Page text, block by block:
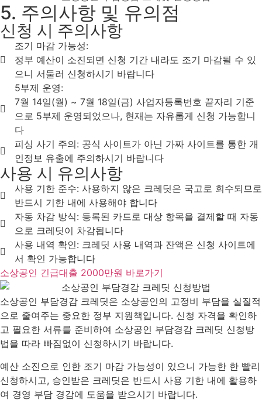
5. 주의사항 및 유의점
신청 시 주의사항
조기 마감 가능성:
정부 예산이 소진되면 신청 기간 내라도 조기 마감될 수 있
으니 서둘러 신청하시기 바랍니다
5부제 운영:
7월 14일(월) ~ 7월 18일(금) 사업자등록번호 끝자리 기준
으로 5부제 운영되었으나, 현재는 자유롭게 신청 가능합니
다
피싱 사기 주의: 공식 사이트가 아닌 가짜 사이트를 통한 개
인정보 유출에 주의하시기 바랍니다
사용 시 유의사항
사용 기한 준수: 사용하지 않은 크레딧은 국고로 회수되므로
반드시 기한 내에 사용해야 합니다
자동 차감 방식: 등록된 카드로 대상 항목을 결제할 때 자동
으로 크레딧이 차감됩니다
사용 내역 확인: 크레딧 사용 내역과 잔액은 신청 사이트에
서 확인 가능합니다
소상공인 긴급대출 2000만원 바로가기
소상공인 부담경감 크레딧은 소상공인의 고정비 부담을 실질적
으로 줄여주는 중요한 정부 지원책입니다. 신청 자격을 확인하
고 필요한 서류를 준비하여 소상공인 부담경감 크레딧 신청방
법을 따라 빠짐없이 신청하시기 바랍니다.
예산 소진으로 인한 조기 마감 가능성이 있으니 가능한 한 빨리
신청하시고, 승인받은 크레딧은 반드시 사용 기한 내에 활용하
여 경영 부담 경감에 도움을 받으시기 바랍니다.